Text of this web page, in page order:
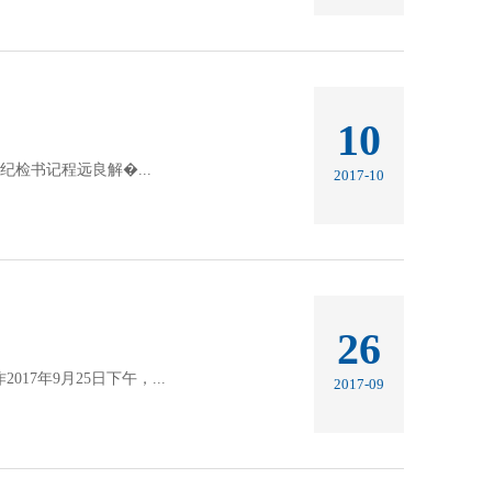
检书记程远良解�...
10
2017-10
年9月25日下午，...
26
2017-09